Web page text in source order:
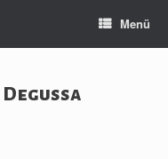
Menü
Degussa